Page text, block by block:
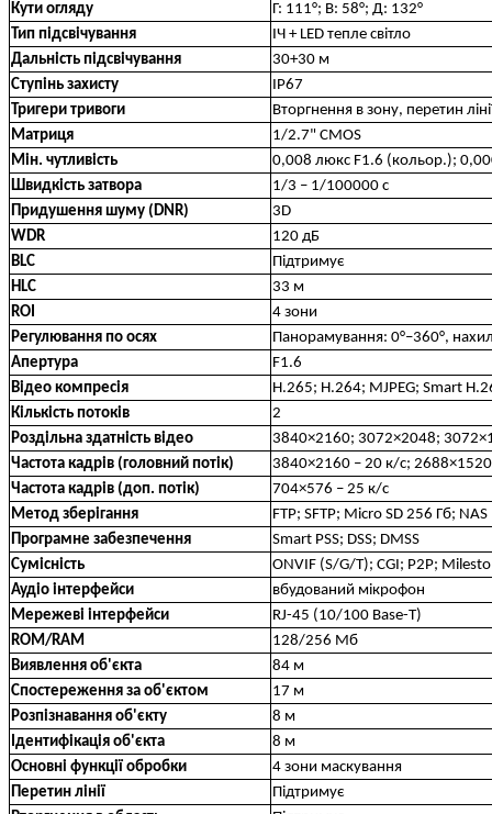
Кути огляду
Г: 111°; В: 58°; Д: 132°
Тип підсвічування
ІЧ + LED тепле світло
Дальність підсвічування
30+30 м
Ступінь захисту
IP67
Тригери тривоги
Вторгнення в зону, перетин
Матриця
1/2.7" CMOS
Мін. чутливість
0,008 люкс F1.6 (кольор.);
Швидкість затвора
1/3 – 1/100000 с
Придушення шуму (DNR)
3D
WDR
120 дБ
BLC
Підтримує
HLC
33 м
ROI
4 зони
Регулювання по осях
Панорамування: 0°–360°,
Апертура
F1.6
Відео компресія
H.265; H.264; MJPEG; Smart
Кількість потоків
2
Роздільна здатність відео
3840×2160; 3072×2048;
Частота кадрів (головний потік)
3840×2160 – 20 к/с;
Частота кадрів (доп. потік)
704×576 – 25 к/с
Метод зберігання
FTP; SFTP; Micro SD 256 Гб; NAS
Програмне забезпечення
Smart PSS; DSS; DMSS
Сумісність
ONVIF (S/G/T); CGI; P2P;
Аудіо інтерфейси
вбудований мікрофон
Мережеві інтерфейси
RJ-45 (10/100 Base-T)
ROM/RAM
128/256 Мб
Виявлення об'єкта
84 м
Спостереження за об'єктом
17 м
Розпізнавання об'єкту
8 м
Ідентифікація об'єкта
8 м
Основні функції обробки
4 зони маскування
Перетин лінії
Підтримує